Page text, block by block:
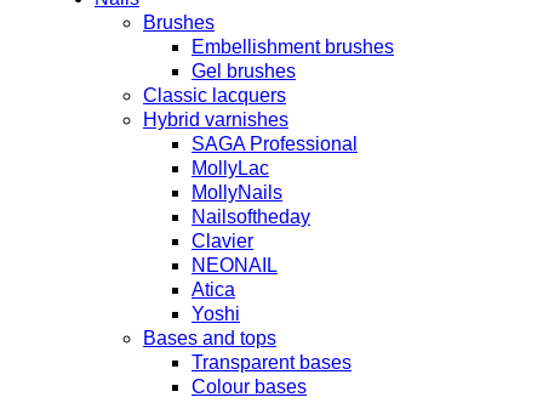
Brushes
Embellishment brushes
Gel brushes
Classic lacquers
Hybrid varnishes
SAGA Professional
MollyLac
MollyNails
Nailsoftheday
Clavier
NEONAIL
Atica
Yoshi
Bases and tops
Transparent bases
Colour bases